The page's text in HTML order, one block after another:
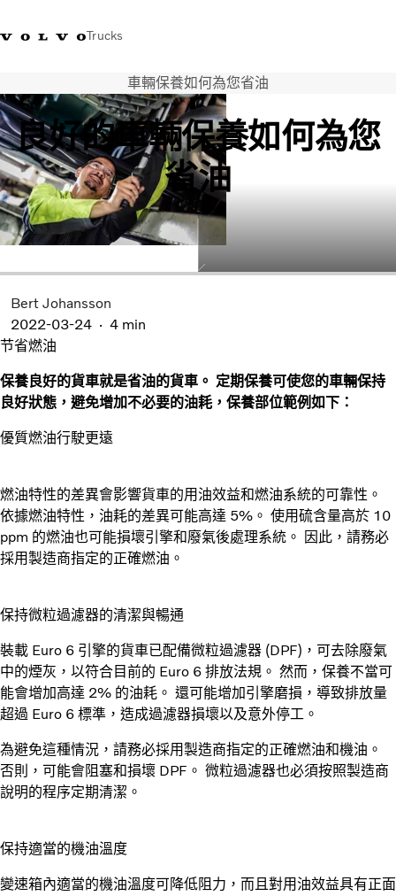
Trucks
售服專線 3713 1788Volvo Trucks 商店
運輸解決方案
貨車
服務
尋找經銷商
News
IAL 電子報
下載專區
車輛保養如何為您省油
良好的車輛保養如何為您
省油
Bert Johansson
2022-03-24
4 min
节省燃油
保養良好的貨車就是省油的貨車。 定期保養可使您的車輛保持
良好狀態，避免增加不必要的油耗，保養部位範例如下：
優質燃油行駛更遠
燃油特性的差異會影響貨車的用油效益和燃油系統的可靠性。
依據燃油特性，油耗的差異可能高達 5%。 使用硫含量高於 10
ppm 的燃油也可能損壞引擎和廢氣後處理系統。 因此，請務必
採用製造商指定的正確燃油。
保持微粒過濾器的清潔與暢通
裝載 Euro 6 引擎的貨車已配備微粒過濾器 (DPF)，可去除廢氣
中的煙灰，以符合目前的 Euro 6 排放法規。 然而，保養不當可
能會增加高達 2% 的油耗。 還可能增加引擎磨損，導致排放量
超過 Euro 6 標準，造成過濾器損壞以及意外停工。
為避免這種情況，請務必採用製造商指定的正確燃油和機油。
否則，可能會阻塞和損壞 DPF。 微粒過濾器也必須按照製造商
說明的程序定期清潔。
保持適當的機油溫度
變速箱內適當的機油溫度可降低阻力，而且對用油效益具有正面